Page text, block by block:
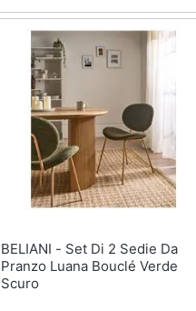
BELIANI - Set Di 2 Sedie Da
Pranzo Luana Bouclé Verde
Scuro